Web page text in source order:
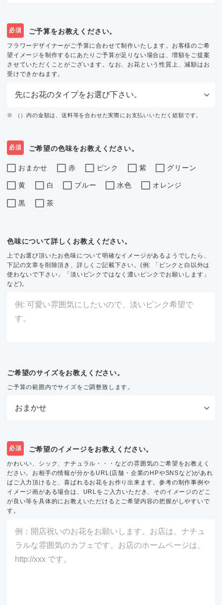
必須 ご予算をお教えください。
フラワーデザイナーがご予算に合わせて制作いたします。お客様のご希
望イメージを制作するにあたりご予算が足りない場合は、増額をご提案
させていただくことがございます。なお、お花という性質上、減額はお
受けできかねます。
※ （）内の金額は、送料等を合わせた実際にお支払いいただく総額です。
必須 ご希望の色味をお教えください。
おまかせ 赤 ピンク 紫 グリーン
黄 白 ブルー 水色 オレンジ
黒 茶
色味について詳しくお教えください。
上でお選び頂いたお色味について明確なイメージがあるようでしたら、
下記の文章を削除頂き、詳しくご記載下さい。(例: 「ピンクと白以外は
使わないで下さい」「淡いピンクではなく濃いピンクでお願いします」
など)。
ご希望のサイズをお教えください。
ご予算の範囲内でサイズをご調整致します。
必須 ご希望のイメージをお教えください。
かわいい、シック、ナチュラル・・・などの雰囲気のご希望をお教えく
ださい。お相手の情報が分かるURL(店舗・企業のHPやSNSなど)があれ
ばご入力頂けると、喜ばれるお花をお作り出来ます。参考の制作事例や
イメージ画がある場合は、URLをご入力いただき、そのイメージのどこ
が良い等を具体的にお教えいただけるとご希望内容の把握がしやすいで
す。